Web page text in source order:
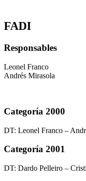
FADI
Responsables
Leonel Franco
Andrés Mirasola
Categoría 2000
DT: Leonel Franco –
Categoría 2001
DT: Dardo Pelleiro –